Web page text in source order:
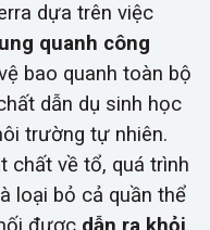
dựa trên việc
quanh công
bao quanh toàn bộ
dẫn dụ sinh học
trường tự nhiên.
chất về tổ, quá trình
loại bỏ cả quần thể